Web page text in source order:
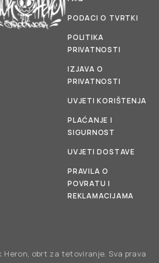
PODACI O TVRTKI
POLITIKA
PRIVATNOSTI
IZJAVA O
PRIVATNOSTI
UVJETI KORIŠTENJA
PLAĆANJE I
SIGURNOST
UVJETI DOSTAVE
PRAVILA O
POVRATU I
REKLAMACIJAMA
Heron, obrt za tetoviranje. Sva prava